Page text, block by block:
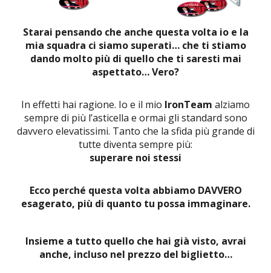
Starai pensando che anche questa volta io e la
mia squadra ci siamo superati… che ti stiamo
dando molto più di quello che ti saresti mai
aspettato… Vero?
In effetti hai ragione. Io e il mio IronTeam alziamo
sempre di più l’asticella e ormai gli standard sono
davvero elevatissimi. Tanto che la sfida più grande di
tutte diventa sempre più:
superare noi stessi
Ecco perché questa volta abbiamo DAVVERO
esagerato, più di quanto tu possa immaginare.
Insieme a tutto quello che hai già visto, avrai
anche, incluso nel prezzo del biglietto…